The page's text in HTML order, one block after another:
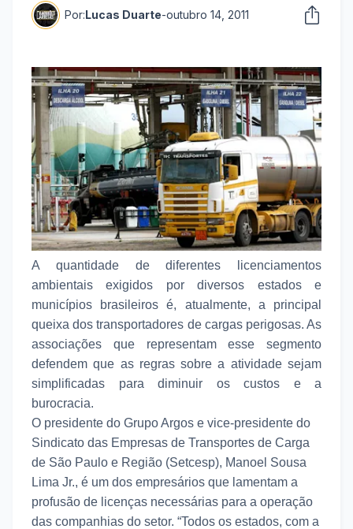
Por:Lucas Duarte-outubro 14, 2011
A quantidade de diferentes licenciamentos
ambientais exigidos por diversos estados e
municípios brasileiros é, atualmente, a principal
queixa dos transportadores de cargas perigosas. As
associações que representam esse segmento
defendem que as regras sobre a atividade sejam
simplificadas para diminuir os custos e a
burocracia.
O presidente do Grupo Argos e vice-presidente do
Sindicato das Empresas de Transportes de Carga
de São Paulo e Região (Setcesp), Manoel Sousa
Lima Jr., é um dos empresários que lamentam a
profusão de licenças necessárias para a operação
das companhias do setor. “Todos os estados, com a